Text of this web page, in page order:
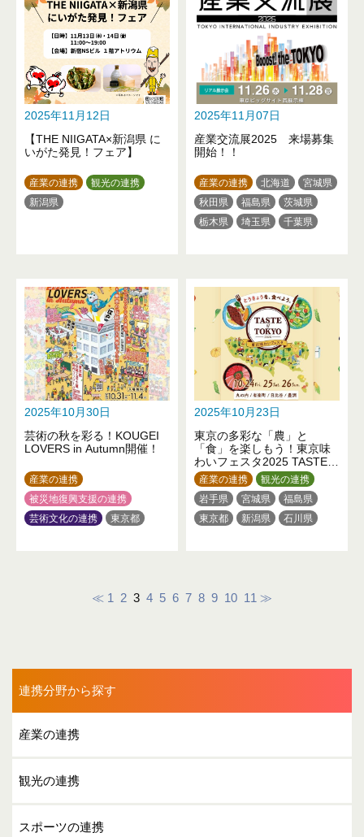
2025年11月12日
【THE NIIGATA×新潟県 に
いがた発見！フェア】
産業の連携
観光の連携
新潟県
2025年11月07日
産業交流展2025 来場募集
開始！！
産業の連携 北海道
宮城県
秋田県
福島県
茨城県
栃木県
埼玉県
千葉県
香川県
長崎県
2025年10月30日
芸術の秋を彩る！KOUGEI
LOVERS in Autumn開催！
産業の連携
被災地復興支援の連携
芸術文化の連携
東京都
2025年10月23日
東京の多彩な「農」と
「食」を楽しもう！東京味
わいフェスタ2025 TASTE
of TOKYO
産業の連携
観光の連携
岩手県
宮城県
福島県
東京都
新潟県
石川県
≪ 1 2 3 4 5 6 7 8 9 10 11 ≫
連携分野から探す
産業の連携
観光の連携
スポーツの連携